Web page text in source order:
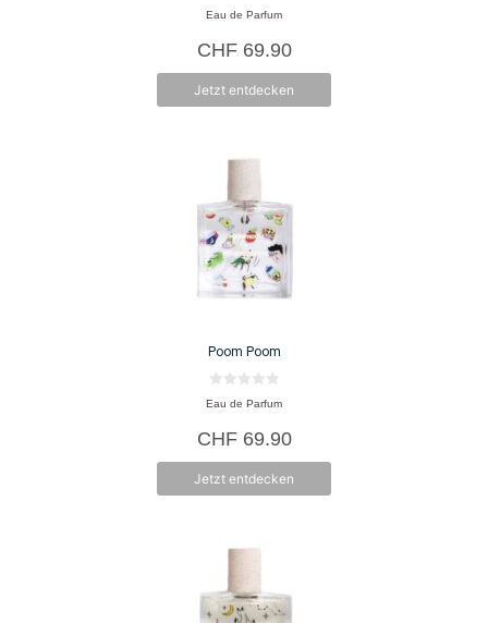
0
v
n
5
Eau de Parfum
CHF69.90
Jetzt entdecken
Poom Poom
0
v
n
5
Eau de Parfum
CHF69.90
Jetzt entdecken